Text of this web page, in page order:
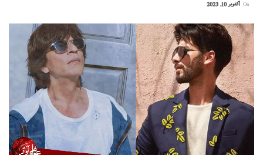
اکتوبر 10, 2023